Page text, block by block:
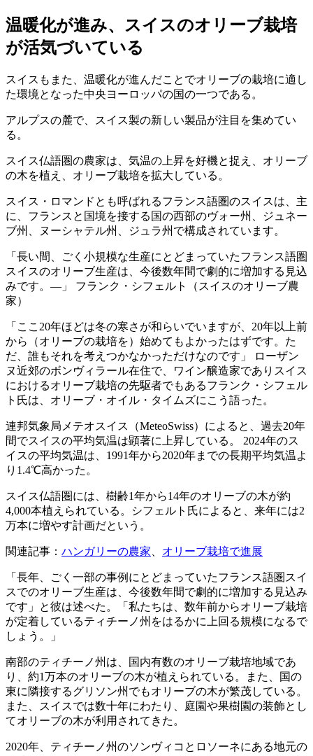
温暖化が進み、スイスのオリーブ栽培
が活気づいている
スイスもまた、温暖化が進んだことでオリーブの栽培に適し
た環境となった中央ヨーロッパの国の一つである。
アルプスの麓で、スイス製の新しい製品が注目を集めてい
る。
スイス仏語圏の農家は、気温の上昇を好機と捉え、オリーブ
の木を植え、オリーブ栽培を拡大している。
スイス・ロマンドとも呼ばれるフランス語圏のスイスは、主
に、フランスと国境を接する国の西部のヴォー州、ジュネー
ブ州、ヌーシャテル州、ジュラ州で構成されています。
長い間、ごく小規模な生産にとどまっていたフランス語圏
スイスのオリーブ生産は、今後数年間で劇的に増加する見込
みです。―
フランク・シフェルト（スイスのオリーブ農
家）
「ここ20年ほどは冬の寒さが和らいでいますが、20年以上前
から（オリーブの栽培を）始めてもよかったはずです。た
だ、誰もそれを考えつかなかっただけなのです」 ローザン
ヌ近郊のボンヴィラール在住で、ワイン醸造家でありスイス
におけるオリーブ栽培の先駆者でもあるフランク・シフェル
ト氏は、オリーブ・オイル・タイムズにこう語った。
連邦気象局メテオスイス（MeteoSwiss）によると、過去20年
間でスイスの平均気温は顕著に上昇している。 2024年のス
イスの平均気温は、1991年から2020年までの長期平均気温よ
り1.4℃高かった。
スイス仏語圏には、樹齢1年から14年のオリーブの木が約
4,000本植えられている。シフェルト氏によると、来年には2
万本に増やす計画だという。
関連記事： ハンガリーの農家 オリーブ栽培で進展
「 長年、ごく一部の事例にとどまっていたフランス語圏スイ
スでのオリーブ生産は、今後数年間で劇的に増加する見込み
です」と彼は述べた。「私たちは、数年前からオリーブ栽培
が定着しているティチーノ州をはるかに上回る規模になるで
しょう。」
南部のティチーノ州は、国内有数のオリーブ栽培地域であ
り、約1万本のオリーブの木が植えられている。また、国の
東に隣接するグリソン州でもオリーブの木が繁茂している。
また、スイスでは数十年にわたり、庭園や果樹園の装飾とし
てオリーブの木が利用されてきた。
2020年、ティチーノ州のソンヴィコとロソーネにある地元の